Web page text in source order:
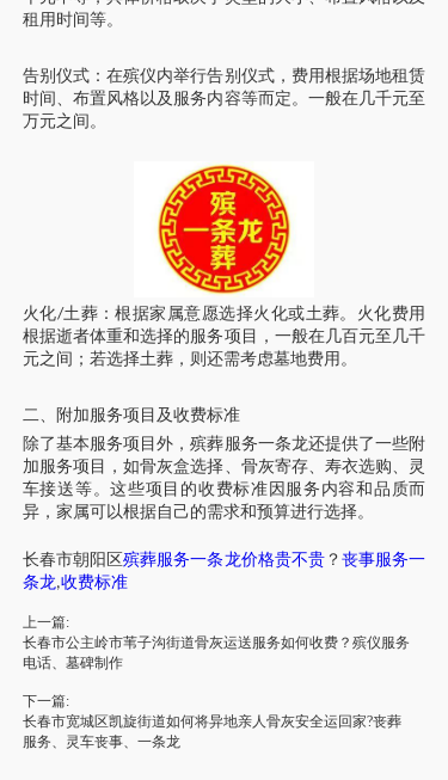
租用时间等。
告别仪式：在殡仪内举行告别仪式，费用根据场地租赁
时间、布置风格以及服务内容等而定。一般在几千元至
万元之间。
火化/土葬：根据家属意愿选择火化或土葬。火化费用
根据逝者体重和选择的服务项目，一般在几百元至几千
元之间；若选择土葬，则还需考虑墓地费用。
二、附加服务项目及收费标准
除了基本服务项目外，殡葬服务一条龙还提供了一些附
加服务项目，如骨灰盒选择、骨灰寄存、寿衣选购、灵
车接送等。这些项目的收费标准因服务内容和品质而
异，家属可以根据自己的需求和预算进行选择。
长春市朝阳区殡葬服务一条龙价格贵不贵？丧事服务一
条龙,收费标准
上一篇:
长春市公主岭市苇子沟街道骨灰运送服务如何收费？殡仪服务
电话、墓碑制作
下一篇:
长春市宽城区凯旋街道如何将异地亲人骨灰安全运回家?丧葬
服务、灵车丧事、一条龙